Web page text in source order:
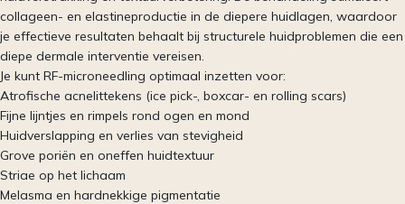
collageen- en elastineproductie in de diepere huidlagen, waardoor
je effectieve resultaten behaalt bij structurele huidproblemen die een
diepe dermale interventie vereisen.
Je kunt RF-microneedling optimaal inzetten voor:
Atrofische acnelittekens (ice pick-, boxcar- en rolling scars)
Fijne lijntjes en rimpels rond ogen en mond
Huidverslapping en verlies van stevigheid
Grove poriën en oneffen huidtextuur
Striae op het lichaam
Melasma en hardnekkige pigmentatie